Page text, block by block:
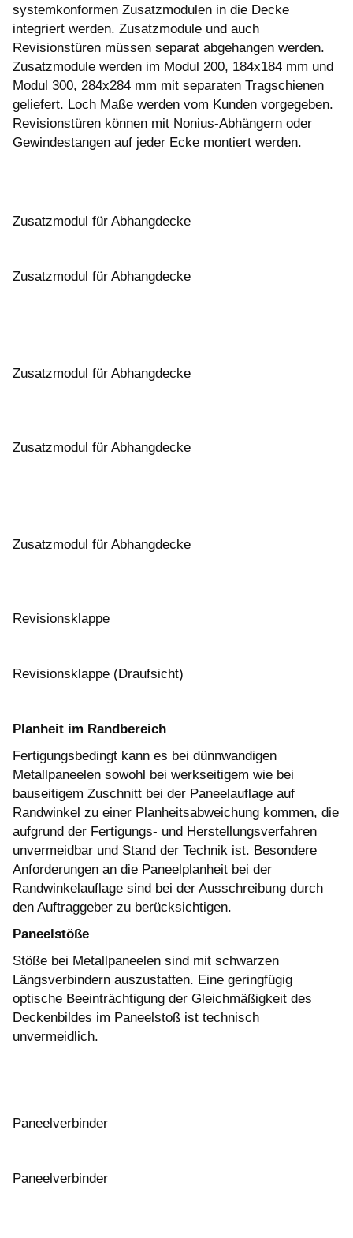
systemkonformen Zusatzmodulen in die Decke
integriert werden. Zusatzmodule und auch
Revisionstüren müssen separat abgehangen werden.
Zusatzmodule werden im Modul 200, 184x184 mm und
Modul 300, 284x284 mm mit separaten Tragschienen
geliefert. Loch Maße werden vom Kunden vorgegeben.
Revisionstüren können mit Nonius-Abhängern oder
Gewindestangen auf jeder Ecke montiert werden.
Zusatzmodul für Abhangdecke
Zusatzmodul für Abhangdecke
Zusatzmodul für Abhangdecke
Zusatzmodul für Abhangdecke
Zusatzmodul für Abhangdecke
Revisionsklappe
Revisionsklappe (Draufsicht)
Planheit im Randbereich
Fertigungsbedingt kann es bei dünnwandigen
Metallpaneelen sowohl bei werkseitigem wie bei
bauseitigem Zuschnitt bei der Paneelauflage auf
Randwinkel zu einer Planheitsabweichung kommen, die
aufgrund der Fertigungs- und Herstellungsverfahren
unvermeidbar und Stand der Technik ist. Besondere
Anforderungen an die Paneelplanheit bei der
Randwinkelauflage sind bei der Ausschreibung durch
den Auftraggeber zu berücksichtigen.
Paneelstöße
Stöße bei Metallpaneelen sind mit schwarzen
Längsverbindern auszustatten. Eine geringfügig
optische Beeinträchtigung der Gleichmäßigkeit des
Deckenbildes im Paneelstoß ist technisch
unvermeidlich.
Paneelverbinder
Paneelverbinder